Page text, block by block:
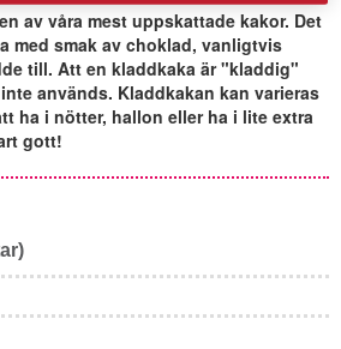
av våra mest uppskattade kakor. Det
med smak av choklad, vanligtvis
till. Att en kladdkaka är "kladdig"
används. Kladdkakan kan varieras
ha i nötter, hallon eller ha i lite extra
gott!